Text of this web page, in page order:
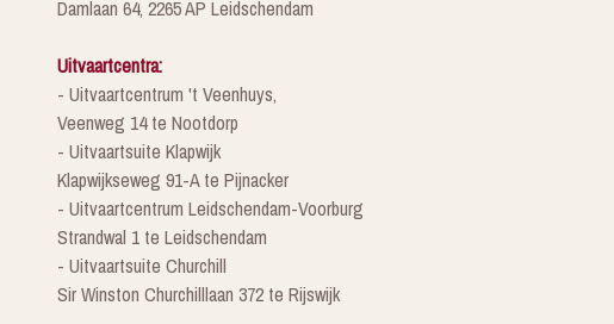
Damlaan 64, 2265 AP Leidschendam
Uitvaartcentra:
- Uitvaartcentrum 't Veenhuys,
Veenweg 14 te Nootdorp
- Uitvaartsuite Klapwijk
Klapwijkseweg 91-A te Pijnacker
- Uitvaartcentrum Leidschendam-Voorburg
Strandwal 1 te Leidschendam
- Uitvaartsuite Churchill
Sir Winston Churchilllaan 372 te Rijswijk